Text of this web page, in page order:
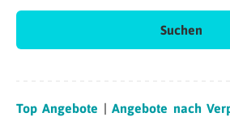
Suchen
Top Angebote |Angebote nach